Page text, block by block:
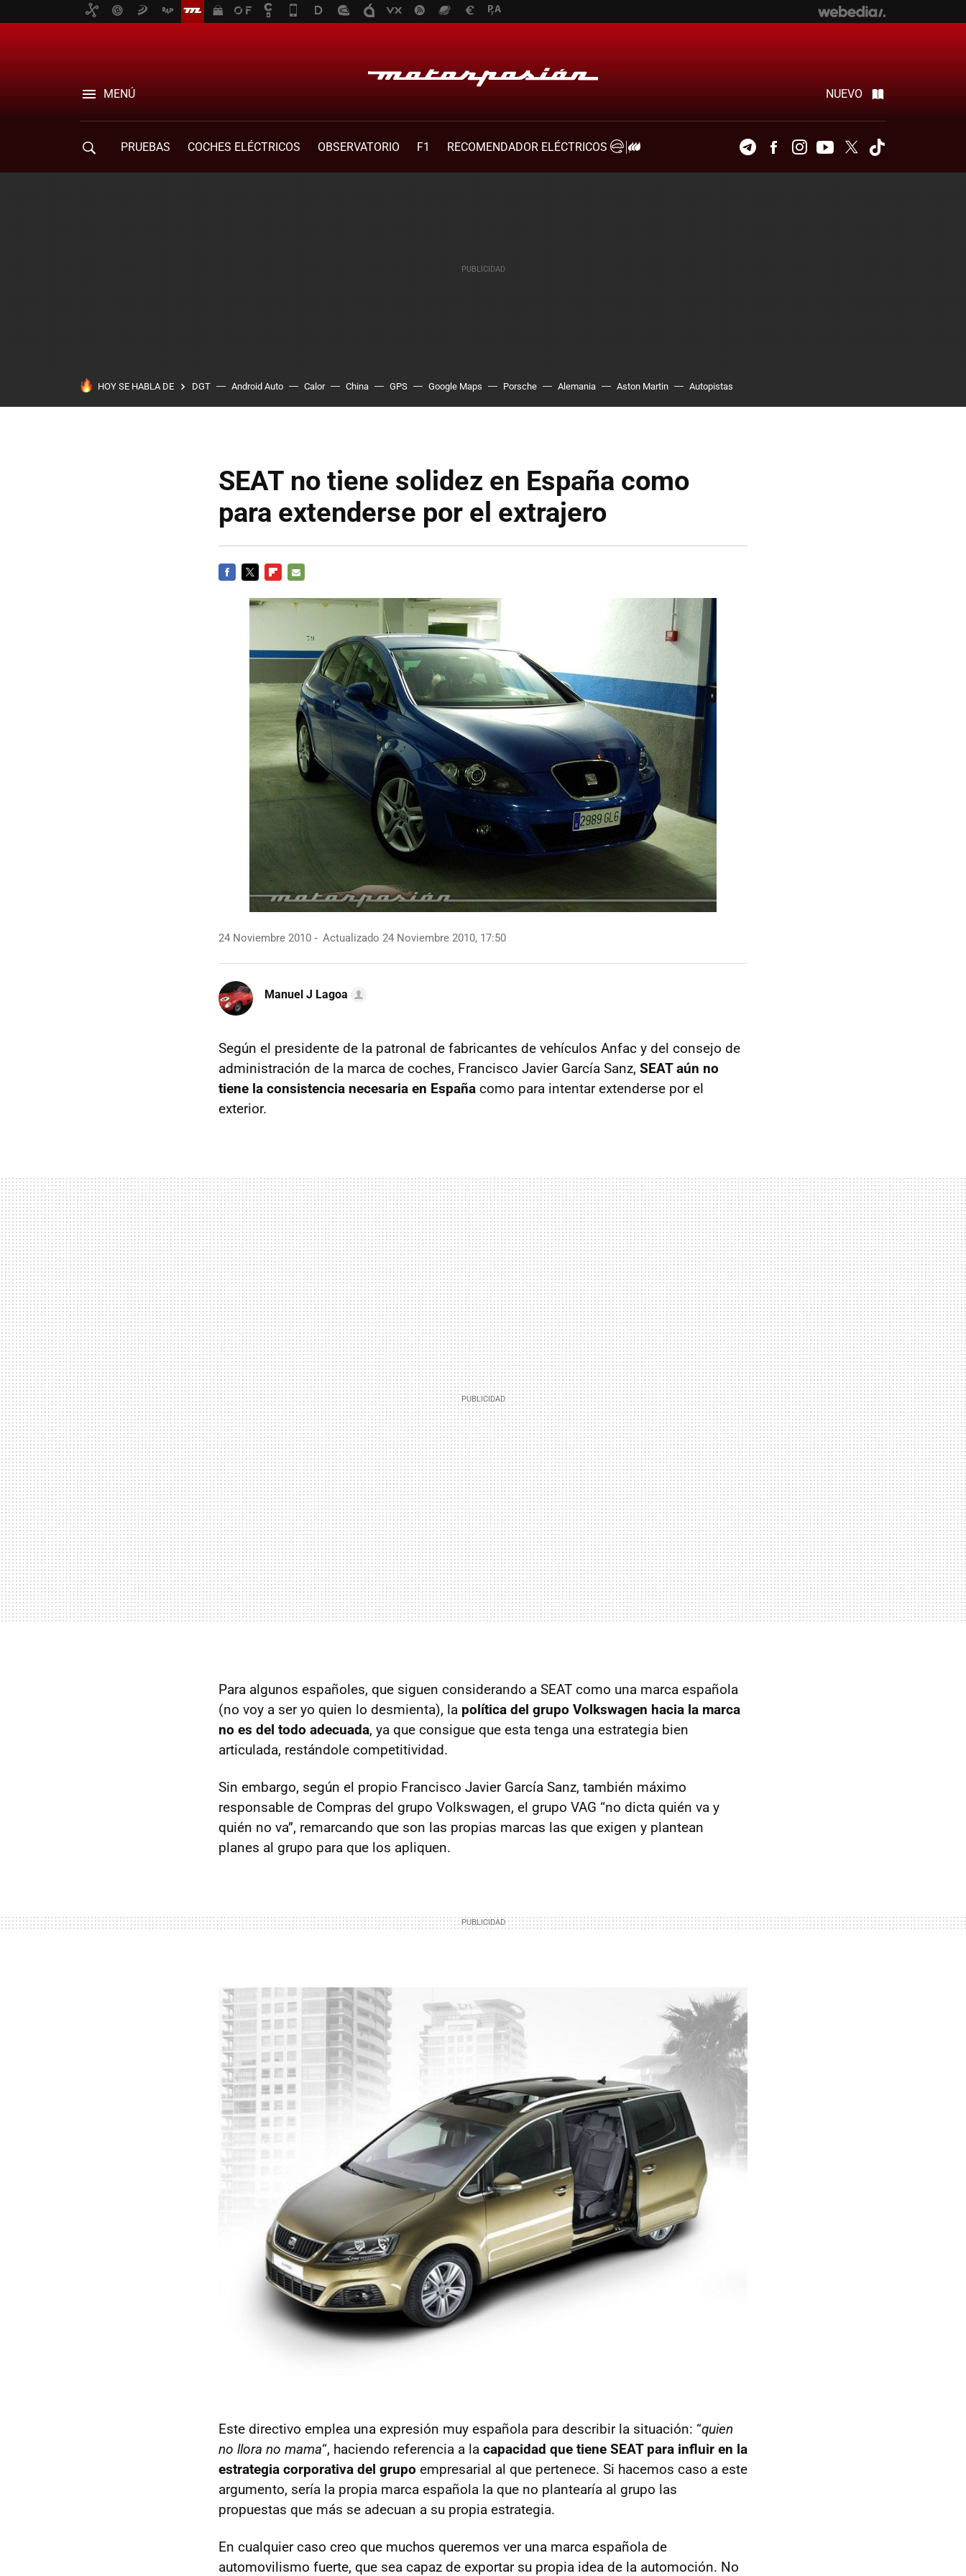
MENÚ NUEVO
PRUEBAS COCHES ELÉCTRICOS OBSERVATORIO F1
RECOMENDADOR ELÉCTRICOS
TelegramFacebookInstagramYoutubeTwitter
HOY SE HABLA DE DGT Android Auto Calor China GPS Google Maps Porsche Alemania Aston Martin Autopistas
SEAT no tiene solidez en España como
para extenderse por el extrajero
MAIL
24 Noviembre 2010 Actualizado 24 Noviembre 2010, 17:50
Manuel J Lagoa
Según el presidente de la patronal de fabricantes de vehículos Anfac y del consejo de
administración de la marca de coches, Francisco Javier García Sanz, SEATaún no
tiene la consistencia necesaria en España como para intentar extenderse por el
exterior.
Para algunos españoles, que siguen considerando a SEAT como una marca española
(no voy a ser yo quien lo desmienta), la política del grupo Volkswagen hacia la marca
no es del todo adecuada, ya que consigue que esta tenga una estrategia bien
articulada, restándole competitividad.
Sin embargo, según el propio Francisco Javier García Sanz, también máximo
responsable de Compras del grupo Volkswagen, el grupo VAG “no dicta quién va y
quién no va”, remarcando que son las propias marcas las que exigen y plantean
planes al grupo para que los apliquen.
Este directivo emplea una expresión muy española para describir la situación: “quien
no llora no mama“, haciendo referencia a la capacidad que tiene SEATpara influir en la
estrategia corporativa del grupo empresarial al que pertenece. Si hacemos caso a este
argumento, sería la propia marca española la que no plantearía al grupo las
propuestas que más se adecuan a su propia estrategia.
En cualquier caso creo que muchos queremos ver una marca española de
automovilismo fuerte, que sea capaz de exportar su propia idea de la automoción. No